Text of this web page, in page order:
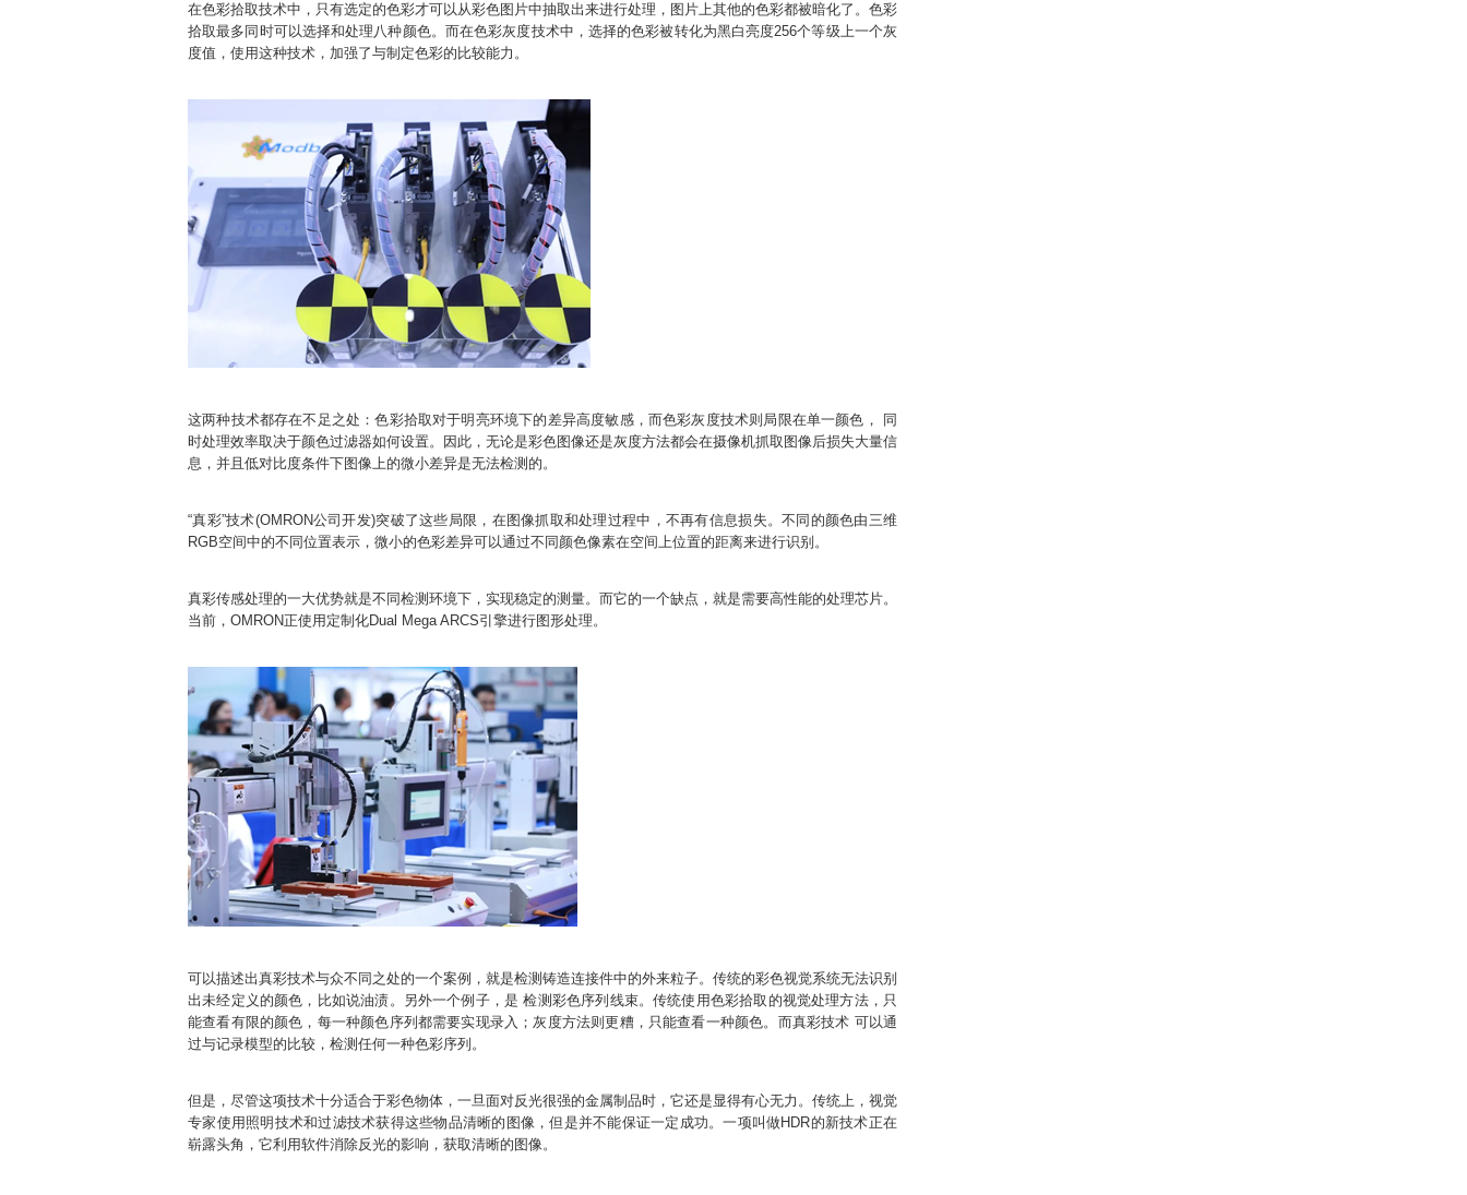
在色彩拾取技术中，只有选定的色彩才可以从彩色图片中抽取出来进行处理，图片上其他的色彩都被暗化了。色彩
拾取最多同时可以选择和处理八种颜色。而在色彩灰度技术中，选择的色彩被转化为黑白亮度256个等级上一个灰
度值，使用这种技术，加强了与制定色彩的比较能力。
这两种技术都存在不足之处：色彩拾取对于明亮环境下的差异高度敏感，而色彩灰度技术则局限在单一颜色， 同
时处理效率取决于颜色过滤器如何设置。因此，无论是彩色图像还是灰度方法都会在摄像机抓取图像后损失大量信
息，并且低对比度条件下图像上的微小差异是无法检测的。
“真彩”技术(OMRON公司开发)突破了这些局限，在图像抓取和处理过程中，不再有信息损失。不同的颜色由三维
RGB空间中的不同位置表示，微小的色彩差异可以通过不同颜色像素在空间上位置的距离来进行识别。
真彩传感处理的一大优势就是不同检测环境下，实现稳定的测量。而它的一个缺点，就是需要高性能的处理芯片。
当前，OMRON正使用定制化Dual Mega ARCS引擎进行图形处理。
可以描述出真彩技术与众不同之处的一个案例，就是检测铸造连接件中的外来粒子。传统的彩色视觉系统无法识别
出未经定义的颜色，比如说油渍。另外一个例子，是 检测彩色序列线束。传统使用色彩拾取的视觉处理方法，只
能查看有限的颜色，每一种颜色序列都需要实现录入；灰度方法则更糟，只能查看一种颜色。而真彩技术 可以通
过与记录模型的比较，检测任何一种色彩序列。
但是，尽管这项技术十分适合于彩色物体，一旦面对反光很强的金属制品时，它还是显得有心无力。传统上，视觉
专家使用照明技术和过滤技术获得这些物品清晰的图像，但是并不能保证一定成功。一项叫做HDR的新技术正在
崭露头角，它利用软件消除反光的影响，获取清晰的图像。